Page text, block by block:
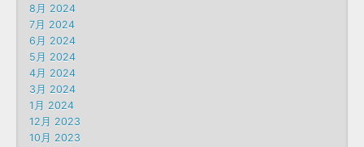
8月 2024
7月 2024
6月 2024
5月 2024
4月 2024
3月 2024
1月 2024
12月 2023
10月 2023